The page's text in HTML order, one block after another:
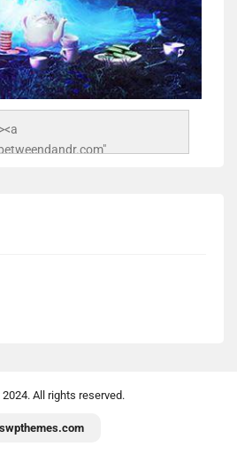
n.jpg"
/></a>
2024. All rights reserved.